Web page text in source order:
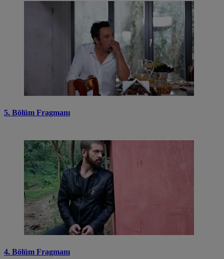
5. Bölüm Fragmanı
4. Bölüm Fragmanı